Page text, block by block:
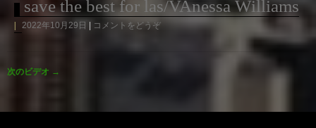
save the best for las/VAnessa Williams
2022年10月29日 コメントをどうぞ
次のビデオ →